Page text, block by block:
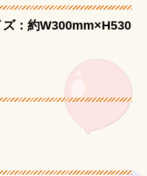
：約W300mm×H530